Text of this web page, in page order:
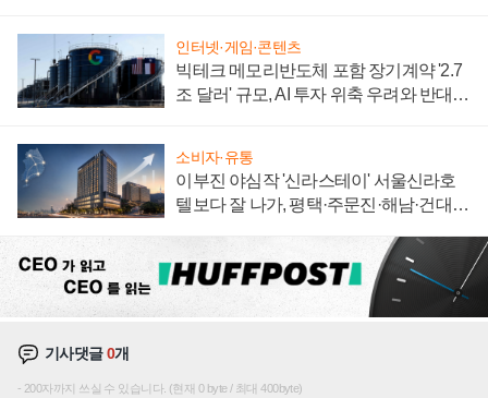
인터넷·게임·콘텐츠
빅테크 메모리반도체 포함 장기계약 '2.7
조 달러' 규모, AI 투자 위축 우려와 반대
소비자·유통
이부진 야심작 '신라스테이' 서울신라호
텔보다 잘 나가, 평택·주문진·해남·건대로
기사댓글0개
200자까지 쓰실 수 있습니다. (현재 0 byte / 최대 400byte)